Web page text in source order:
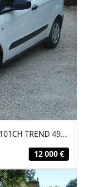
FORD TRANSIT COURRIER TDCI 101CH TREND 49300KM
12 000 €